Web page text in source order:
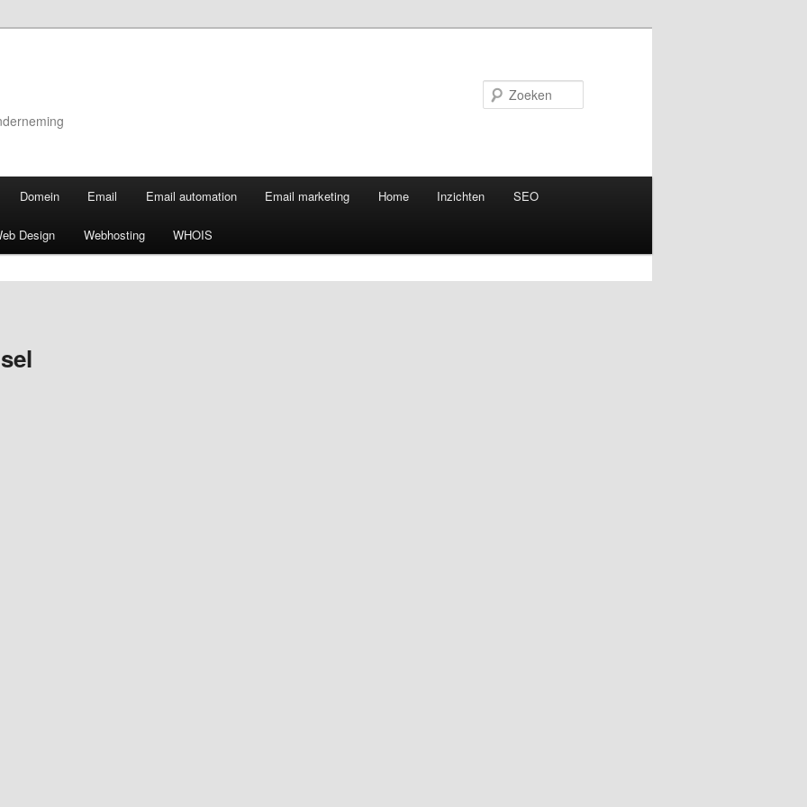
Domein Email Email automation Email marketing Home Inzichten SEO
Design Webhosting WHOIS